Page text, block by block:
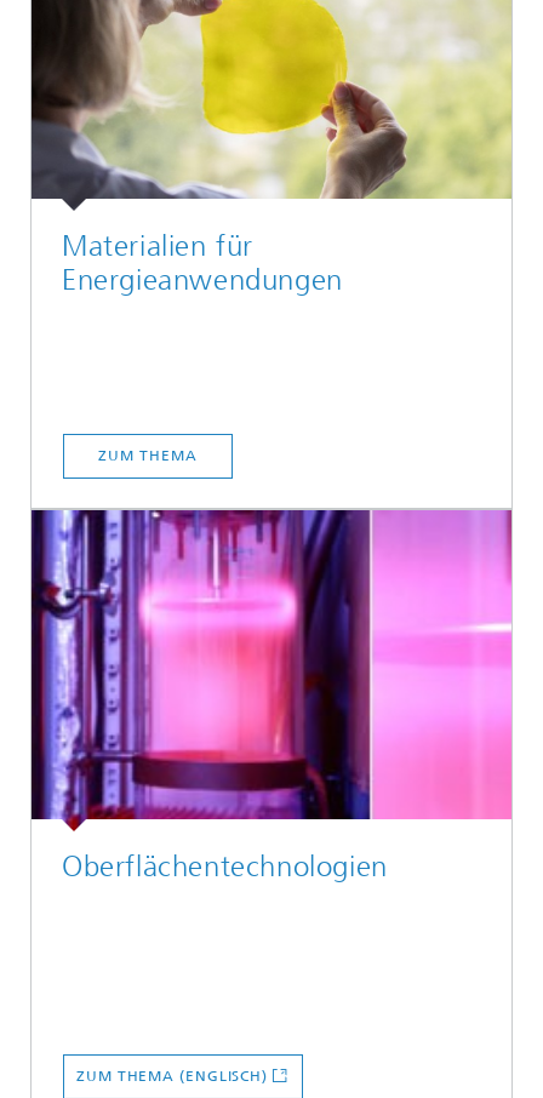
Materialien für
Energieanwendungen
ZUM THEMA
Oberflächentechnologien
ZUM THEMA (ENGLISCH)